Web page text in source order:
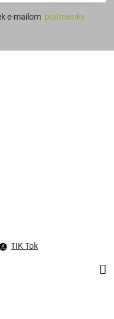
e-mailom podmienky
TIK Tok